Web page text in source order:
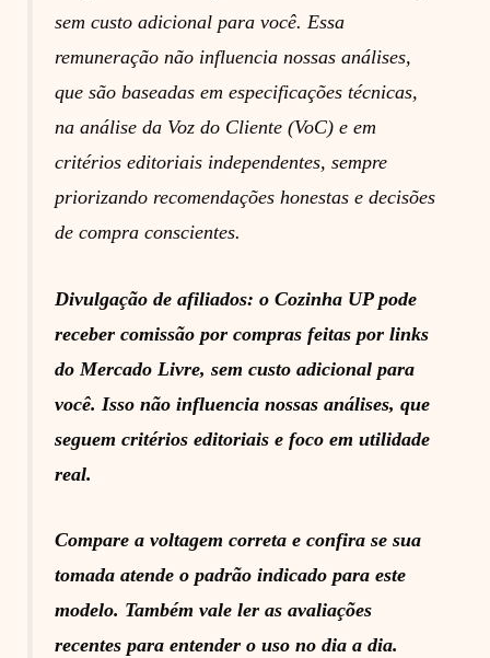
sem custo adicional para você. Essa
remuneração não influencia nossas análises,
que são baseadas em especificações técnicas,
na análise da Voz do Cliente (VoC) e em
critérios editoriais independentes, sempre
priorizando recomendações honestas e decisões
de compra conscientes.
Divulgação de afiliados: o Cozinha UP pode
receber comissão por compras feitas por links
do Mercado Livre, sem custo adicional para
você. Isso não influencia nossas análises, que
seguem critérios editoriais e foco em utilidade
real.
Compare a voltagem correta e confira se sua
tomada atende o padrão indicado para este
modelo. Também vale ler as avaliações
recentes para entender o uso no dia a dia.